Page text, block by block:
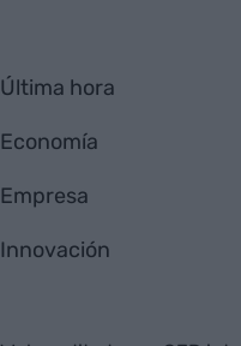
Última hora
Economía
Empresa
Innovación